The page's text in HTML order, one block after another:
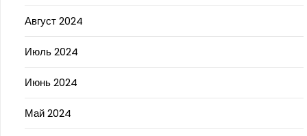
Август 2024
Июль 2024
Июнь 2024
Май 2024